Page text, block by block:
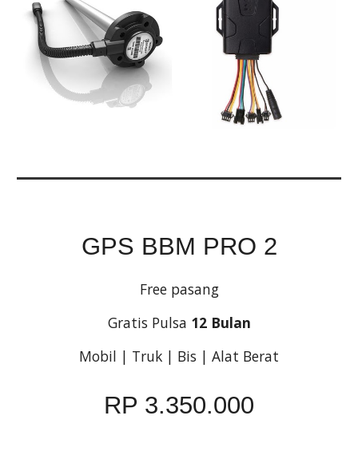
GPS BBM PRO 2
Free pasang
Gratis Pulsa 12 Bulan
Mobil | Truk | Bis | Alat Berat
RP 3.350.000